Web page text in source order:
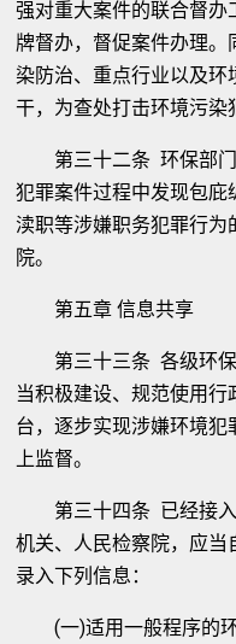
强对重大案件的联合督
牌督办，督促案件办理
染防治、重点行业以及
干，为查处打击环境污染
第三十二条 环保部门
犯罪案件过程中发现包
渎职等涉嫌职务犯罪行
院。
第五章 信息共享
第三十三条 各级环保
当积极建设、规范使用
台，逐步实现涉嫌环境犯
上监督。
第三十四条 已经接入
机关、人民检察院，应当
录入下列信息：
(一)适用一般程序的环